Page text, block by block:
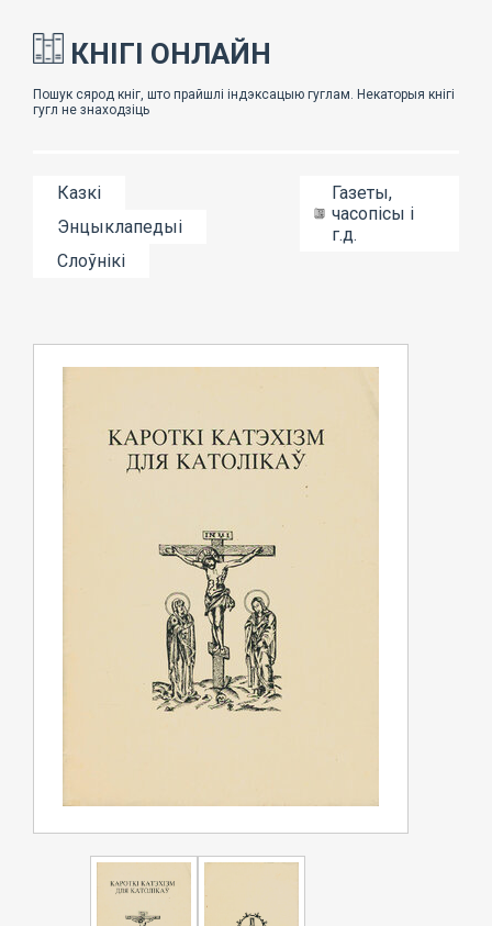
КНІГІ ОНЛАЙН
Казкі
Энцыклапедыі
Слоўнікі
Газеты,
часопісы і
г.д.